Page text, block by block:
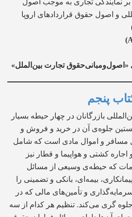
نمایندگی تجاری به موجب اصول
و اصول حقوق قراردادهای اروپا
تجارت بین‌الملل»
پنجم
بازرگانان در چهار حیطه بسیار
جلوه‌ی آن در خرید و فروش و
مسافر و اموال مادی است که شامل
اجاره کشتی و هواپیما و قطار نیز
که حیطه‌ی وسیعی از مسائل
بیمه‌ای، بانکی و تضمینی را
و تأمین‌های مالی که در
گری می‌کند. تنظیم هر کدام از سه